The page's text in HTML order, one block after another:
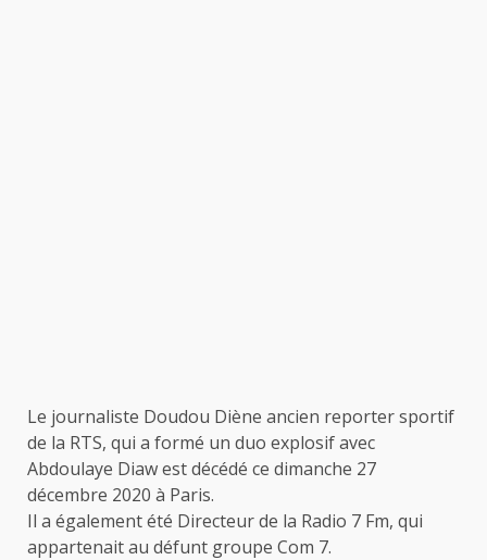
Le journaliste Doudou Diène ancien reporter sportif
de la RTS, qui a formé un duo explosif avec
Abdoulaye Diaw est décédé ce dimanche 27
décembre 2020 à Paris.
Il a également été Directeur de la Radio 7 Fm, qui
appartenait au défunt groupe Com 7.